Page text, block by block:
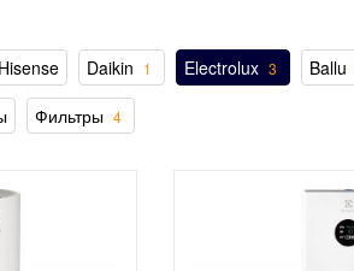
Hisense Daikin 1 Electrolux 3 Ballu
Фильтры 4